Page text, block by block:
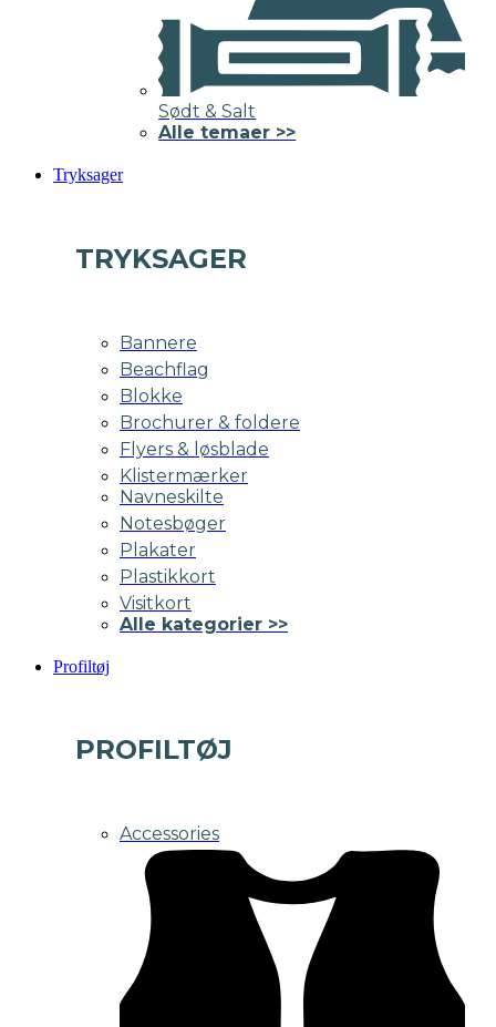
Sødt & Salt
Alle temaer >>
Tryksager
TRYKSAGER
Bannere
Beachflag
Blokke
Brochurer & foldere
Flyers & løsblade
Klistermærker
Navneskilte
Notesbøger
Plakater
Plastikkort
Visitkort
Alle kategorier >>
Profiltøj
PROFILTØJ
Accessories